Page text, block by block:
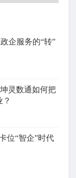
企服务的“转”
灵数通如何把
？
位“智企”时代